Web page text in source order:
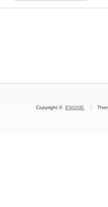
Copyright ©ENGINE